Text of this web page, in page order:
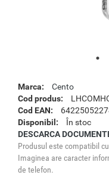
Marca:
Cento
Cod produs:
Cod EAN:
Disponibil:
În stoc
DESCARCA
Produsul este compatibil
Imaginea are caracter
de telefon.